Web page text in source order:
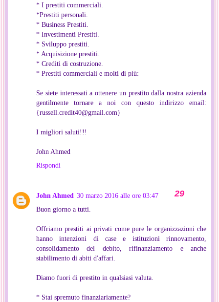
* I prestiti commerciali.
*Prestiti personali.
* Business Prestiti.
* Investimenti Prestiti.
* Sviluppo prestiti.
* Acquisizione prestiti.
* Crediti di costruzione.
* Prestiti commerciali e molti di più:
Se siete interessati a ottenere un prestito dalla nostra azienda
gentilmente tornare a noi con questo indirizzo email:
{russell.credit40@gmail.com}
I migliori saluti!!!
John Ahmed
Rispondi
John Ahmed 30 marzo 2016 alle ore 03:47
Buon giorno a tutti.
Offriamo prestiti ai privati come pure le organizzazioni che
hanno intenzioni di case e istituzioni rinnovamento,
consolidamento del debito, rifinanziamento e anche
stabilimento di abiti d'affari.
Diamo fuori di prestito in qualsiasi valuta.
* Stai spremuto finanziariamente?